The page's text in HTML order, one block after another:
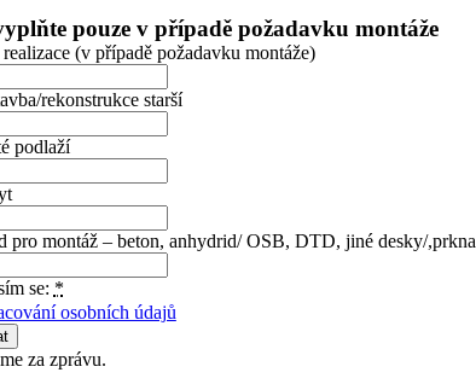
pouze v případě požadavku montáže
(v případě požadavku montáže)
rekonstrukce starší
podlaží
pro montáž – beton, anhydrid/ OSB, DTD, jiné desky/,prkna
se: *
osobních údajů
za zprávu.